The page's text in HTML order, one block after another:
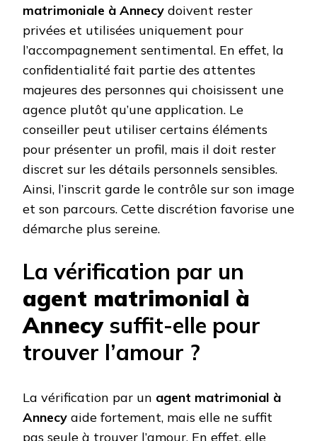
matrimoniale à Annecy doivent rester
privées et utilisées uniquement pour
l’accompagnement sentimental. En effet, la
confidentialité fait partie des attentes
majeures des personnes qui choisissent une
agence plutôt qu’une application. Le
conseiller peut utiliser certains éléments
pour présenter un profil, mais il doit rester
discret sur les détails personnels sensibles.
Ainsi, l’inscrit garde le contrôle sur son image
et son parcours. Cette discrétion favorise une
démarche plus sereine.
La vérification par un
agent matrimonial à
Annecysuffit-elle pour
trouver l’amour ?
La vérification par un agent matrimonial à
Annecy aide fortement, mais elle ne suffit
pas seule à trouver l’amour. En effet, elle